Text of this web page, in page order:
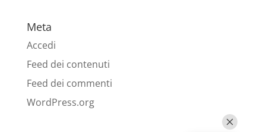
Meta
Accedi
Feed dei contenuti
Feed dei commenti
WordPress.org